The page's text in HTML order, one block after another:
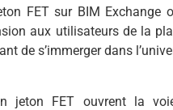
FET sur BIM Exchange
aux utilisateurs de la
de s’immerger dans
jeton FET ouvrent la